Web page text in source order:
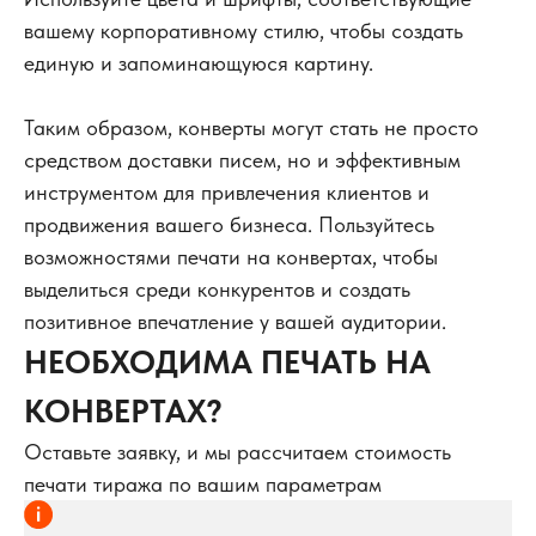
вашему корпоративному стилю, чтобы создать
единую и запоминающуюся картину.
Таким образом, конверты могут стать не просто
средством доставки писем, но и эффективным
инструментом для привлечения клиентов и
продвижения вашего бизнеса. Пользуйтесь
возможностями печати на конвертах, чтобы
выделиться среди конкурентов и создать
позитивное впечатление у вашей аудитории.
НЕОБХОДИМА ПЕЧАТЬ НА
КОНВЕРТАХ?
Оставьте заявку, и мы рассчитаем стоимость
печати тиража по вашим параметрам
Напечатаем тираж
оборудовании от мировых
брендов
Предоставим скидки
постоянным клиентам от
Гарантия качества
оборудование для печати и
постпечатной обработки
Cвязаться с нами